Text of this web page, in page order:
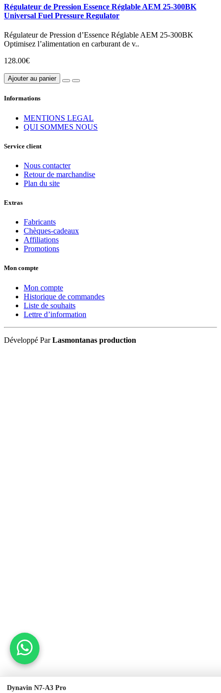
Régulateur de Pression Essence Réglable AEM 25-300BK
Universal Fuel Pressure Regulator
Régulateur de Pression d’Essence Réglable AEM 25-300BK
Optimisez l’alimentation en carburant de v..
128.00€
Ajouter au panier
Dynavin N7-A3 Pro
Informations
MENTIONS LEGAL
QUI SOMMES NOUS
Service client
Nous contacter
Retour de marchandise
Plan du site
Extras
Fabricants
Chèques-cadeaux
Affiliations
Promotions
Mon compte
Mon compte
Historique de commandes
Liste de souhaits
Lettre d’information
Développé ParLasmontanas production